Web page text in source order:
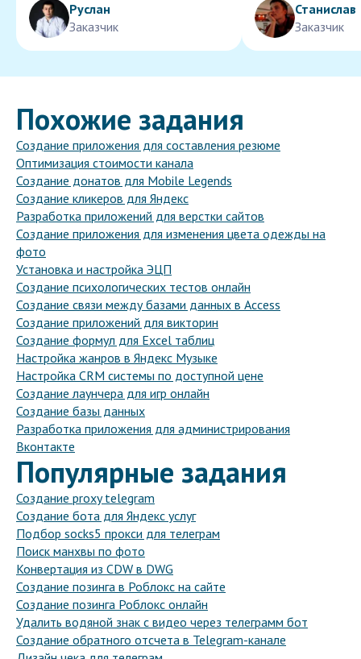
Руслан
Заказчик
Станислав
Заказчик
Похожие задания
Создание приложения для составления резюме
Оптимизация стоимости канала
Создание донатов для Mobile Legends
Создание кликеров для Яндекс
Разработка приложений для верстки сайтов
Создание приложения для изменения цвета одежды на
фото
Установка и настройка ЭЦП
Создание психологических тестов онлайн
Создание связи между базами данных в Access
Создание приложений для викторин
Создание формул для Excel таблиц
Настройка жанров в Яндекс Музыке
Настройка CRM системы по доступной цене
Создание лаунчера для игр онлайн
Создание базы данных
Разработка приложения для администрирования
Вконтакте
Популярные задания
Создание proxy telegram
Создание бота для Яндекс услуг
Подбор socks5 прокси для телеграм
Поиск манхвы по фото
Конвертация из CDW в DWG
Создание позинга в Роблокс на сайте
Создание позинга Роблокс онлайн
Удалить водяной знак с видео через телеграмм бот
Создание обратного отсчета в Telegram-канале